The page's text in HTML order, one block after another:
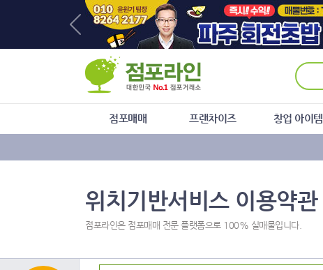
점포매매 프랜차이즈 창업 아이템
위치기반서비스 이용약관
점포라인은 점포매매 전문 플랫폼으로 100% 실매물입니다.